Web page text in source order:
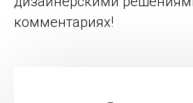
комментариях!